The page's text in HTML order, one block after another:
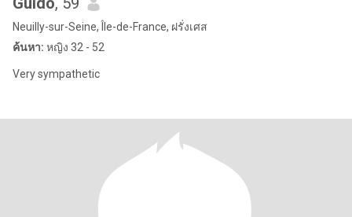
Neuilly-sur-Seine, Île-de-France, ฝรั่งเศส
ค้นหา: หญิง 32 - 52
Very sympathetic